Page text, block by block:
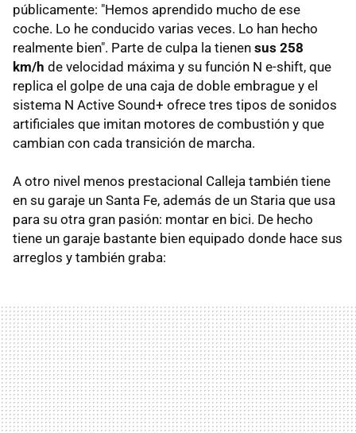
públicamente: "Hemos aprendido mucho de ese
coche. Lo he conducido varias veces. Lo han hecho
realmente bien". Parte de culpa la tienen sus 258
km/h de velocidad máxima y su función N e-shift, que
replica el golpe de una caja de doble embrague y el
sistema N Active Sound+ ofrece tres tipos de sonidos
artificiales que imitan motores de combustión y que
cambian con cada transición de marcha.
A otro nivel menos prestacional Calleja también tiene
en su garaje un Santa Fe, además de un Staria que usa
para su otra gran pasión: montar en bici. De hecho
tiene un garaje bastante bien equipado donde hace sus
arreglos y también graba: